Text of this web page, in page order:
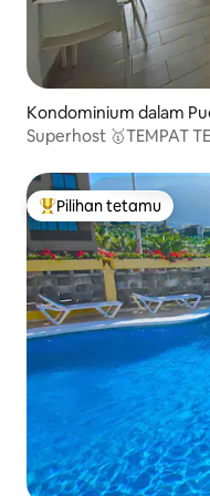
Kondominium dalam
Superhost 🥇TEMPAT
Pilihan utama tetamu
Pilihan tetamu